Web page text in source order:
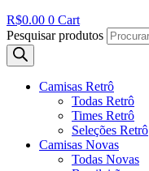
R$0.00 0 Cart
Pesquisar produtos
Camisas Retrô
Todas Retrô
Times Retrô
Seleções Retrô
Camisas Novas
Todas Novas